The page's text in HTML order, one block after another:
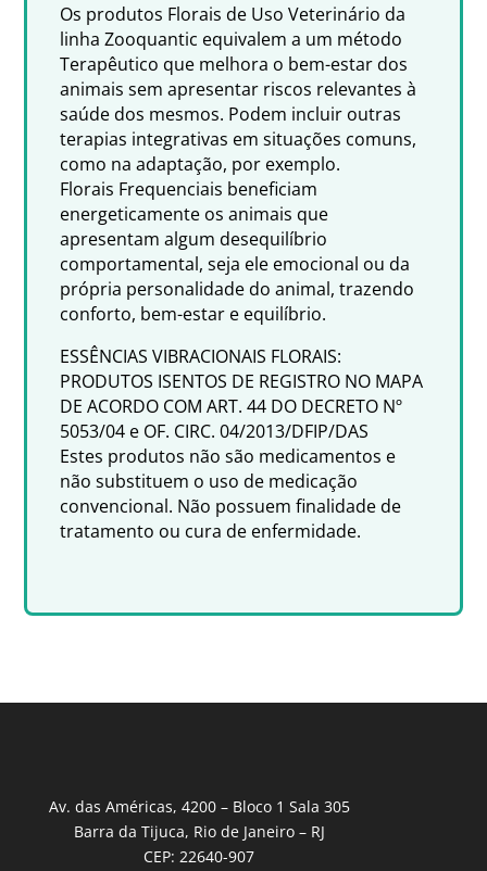
Os produtos Florais de Uso Veterinário da
linha Zooquantic equivalem a um método
Terapêutico que melhora o bem-estar dos
animais sem apresentar riscos relevantes à
saúde dos mesmos. Podem incluir outras
terapias integrativas em situações comuns,
como na adaptação, por exemplo.
Florais Frequenciais beneficiam
energeticamente os animais que
apresentam algum desequilíbrio
comportamental, seja ele emocional ou da
própria personalidade do animal, trazendo
conforto, bem-estar e equilíbrio.
ESSÊNCIAS VIBRACIONAIS FLORAIS:
PRODUTOS ISENTOS DE REGISTRO NO MAPA
DE ACORDO COM ART. 44 DO DECRETO Nº
5053/04 e OF. CIRC. 04/2013/DFIP/DAS
Estes produtos não são medicamentos e
não substituem o uso de medicação
convencional. Não possuem finalidade de
tratamento ou cura de enfermidade.
Av. das Américas, 4200 – Bloco 1 Sala 305
Barra da Tijuca, Rio de Janeiro – RJ
CEP: 22640-907